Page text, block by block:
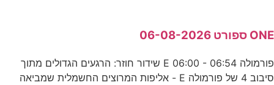
ONE ספורט 06-08-2026
פורמולה E 06:00 - 06:54 שידור חוזר: הרגעים הגדולים מתוך
סיבוב 4 של פורמולה E - אליפות המרוצים החשמלית שמביאה